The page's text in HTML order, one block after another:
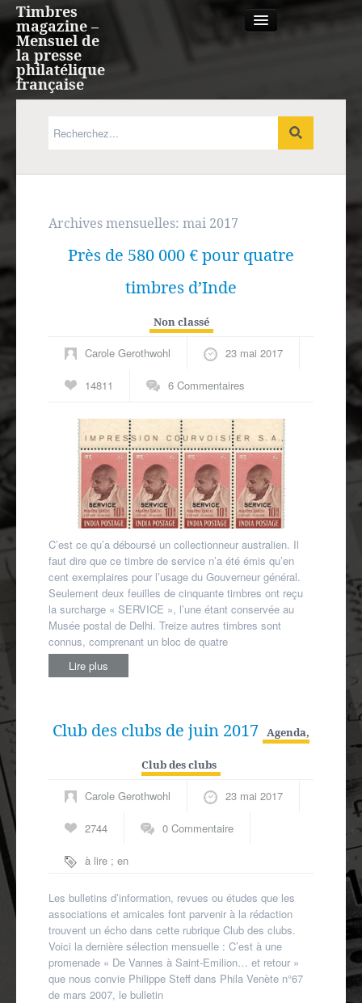
Timbres
magazine –
Mensuel de
la presse
philatélique
française
Expression française
Autres spécialités
Archives mensuelles: mai 2017
Près de 580 000 € pour quatre
timbres d’Inde
Non classé
Carole Gerothwohl 23 mai 2017
14811 6 Commentaires
C’est ce qu’a déboursé un collectionneur australien. Il
faut dire que ce timbre de service n’a été émis qu’en
cent exemplaires pour l’usage du Gouverneur général.
Seulement deux feuilles de cinquante timbres ont reçu
la surcharge « SERVICE », l’une étant conservée au
Musée postal de Delhi. Treize autres timbres sont
connus, comprenant un bloc de quatre
Lire plus
Club des clubs de juin 2017 Agenda,
Club des clubs
Carole Gerothwohl 23 mai 2017
2744 0 Commentaire
à lire ; en
associative
Les bulletins d’information, revues ou études que les
associations et amicales font parvenir à la rédaction
trouvent un écho dans cette rubrique Club des clubs.
Voici la dernière sélection mensuelle : C’est à une
promenade « De Vannes à Saint-Emilion… et retour »
que nous convie Philippe Steff dans Phila Venète n°67
de mars 2007, le bulletin